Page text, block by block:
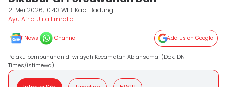
21 Mei 2026, 10:43 WIB Kab. Badung
Ayu Afria Ulita Ermalia
News Channel Add Us on Google
Pelaku pembunuhan di wilayah Kecamatan Abiansemal (Dok.IDN
Times/istimewa)